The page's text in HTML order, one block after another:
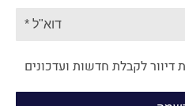
לקבלת חדשות ועדכונים